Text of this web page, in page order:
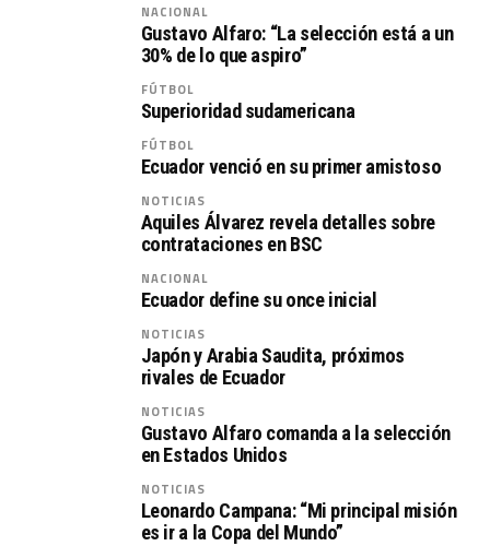
NACIONAL
Gustavo Alfaro: “La selección está a un
30% de lo que aspiro”
FÚTBOL
Superioridad sudamericana
FÚTBOL
Ecuador venció en su primer amistoso
NOTICIAS
Aquiles Álvarez revela detalles sobre
contrataciones en BSC
NACIONAL
Ecuador define su once inicial
NOTICIAS
Japón y Arabia Saudita, próximos
rivales de Ecuador
NOTICIAS
Gustavo Alfaro comanda a la selección
en Estados Unidos
NOTICIAS
Leonardo Campana: “Mi principal misión
es ir a la Copa del Mundo”